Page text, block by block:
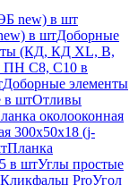
new) в шт
в штДоборные
(КД, КД XL, В,
ПН С8, С10 в
Доборные элементы
в штОтливы
околооконная
300х50х18 (j-
Планка
в штУглы простые
ProУгол